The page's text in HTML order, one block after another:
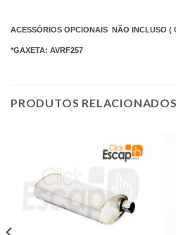
ACESSÓRIOS OPCIONAIS NÃO INCLUSO (
*GAXETA: AVRF257
PRODUTOS RELACIONADOS